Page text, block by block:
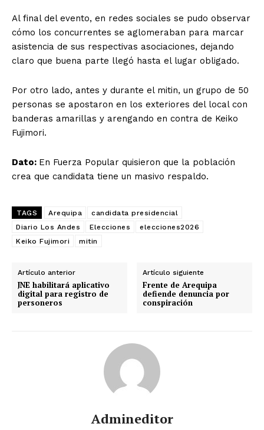
Al final del evento, en redes sociales se pudo observar
cómo los concurrentes se aglomeraban para marcar
asistencia de sus respectivas asociaciones, dejando
claro que buena parte llegó hasta el lugar obligado.
Por otro lado, antes y durante el mitin, un grupo de 50
personas se apostaron en los exteriores del local con
banderas amarillas y arengando en contra de Keiko
Fujimori.
Dato: En Fuerza Popular quisieron que la población
crea que candidata tiene un masivo respaldo.
TAGS Arequipa
candidata presidencial
Diario Los Andes
Elecciones
elecciones2026
Keiko Fujimori
mitin
Artículo anterior
JNE habilitará aplicativo
digital para registro de
personeros
Artículo siguiente
Frente de Arequipa
defiende denuncia por
conspiración
Admineditor